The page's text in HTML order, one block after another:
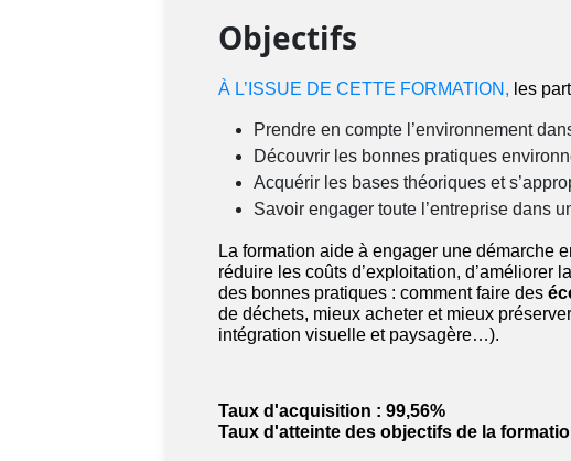
Objectifs
À L’ISSUE DE CETTE FORMATION , les
Prendre en compte l’environnement
Découvrir les bonnes pratiques
Acquérir les bases théoriques et
Savoir engager toute l’entreprise dans
La formation aide à engager une démarche
réduire les coûts d’exploitation, d’améliorer
des bonnes pratiques : comment faire des
de déchets, mieux acheter et mieux
intégration visuelle et paysagère…).
Taux d'acquisition : 99,56%
Taux d'atteinte des objectifs de la